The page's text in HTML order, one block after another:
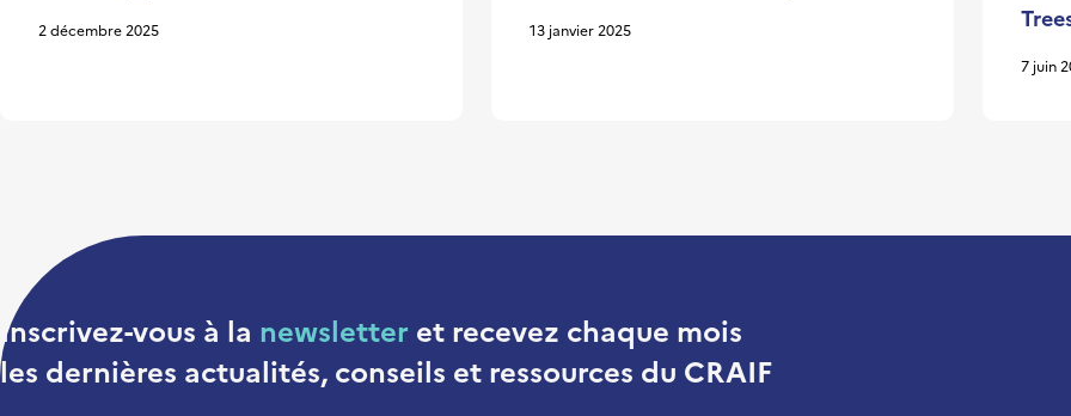
2 décembre 2025 13 janvier 2025
7 juin
Inscrivez-vous à la newsletter et recevez chaque mois
les dernières actualités, conseils et ressources du CRAIF